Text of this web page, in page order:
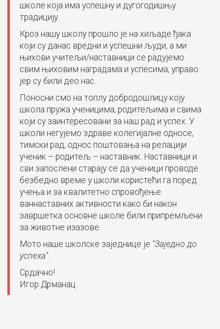
школе која има успешну и дугогодишњу
традицију.
Кроз нашу школу прошло је на хиљаде ђака
који су данас вредни и успешни људи, а ми
њихови учитељи/наставници се радујемо
свим њиховим наградама и успесима, управо
јер су били део нас.
Поносни смо на топлу добродошлицу коју
школа пружа ученицима, родитељима и свима
који су заинтересовани за наш рад и успех. У
школи негујемо здраве колегијалне односе,
тимски рад, однос поштовања на релацији
ученик – родитељ – наставник. Наставници и
сви запослени старају се да ученици проводе
безбедно време у школи користећи га поред
учења и за квалитетно спровођење
ваннаставних активности како би након
завршетка основне школе били припремљени
за животне изазове.
Мото наше школске заједнице је "Заједно до
успеха".
Срдачно!
Игор Дрманац